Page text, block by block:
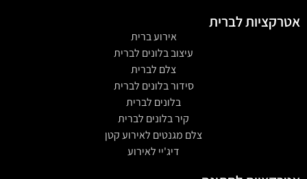
אטרקציות לברית
אירוע ברית
עיצוב בלונים לברית
צלם לברית
סידור בלונים לברית
בלונים לברית
קיר בלונים לברית
צלם מגנטים לאירוע קטן
דיג'יי לאירוע